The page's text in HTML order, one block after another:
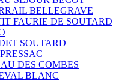
BELLEGRAVE
FAURIE DE SOUTARD
SOUTARD
DES COMBES
BLANC